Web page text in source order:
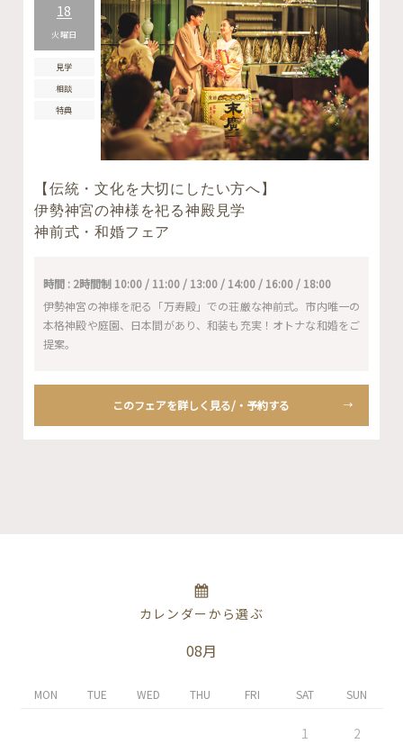
18
火曜日
見学
相談
特典
【伝統・文化を大切にしたい方へ】
伊勢神宮の神様を祀る神殿見学
神前式・和婚フェア
時間 : 2時間制 10:00 / 11:00 / 13:00 / 14:00 / 16:00 / 18:00
伊勢神宮の神様を祀る「万寿殿」での荘厳な神前式。市内唯一の
本格神殿や庭園、日本間があり、和装も充実！オトナな和婚をご
提案。
このフェアを詳しく見る/・予約する
カレンダーから選ぶ
08月
MON TUE WED THU FRI SAT SUN
1 2